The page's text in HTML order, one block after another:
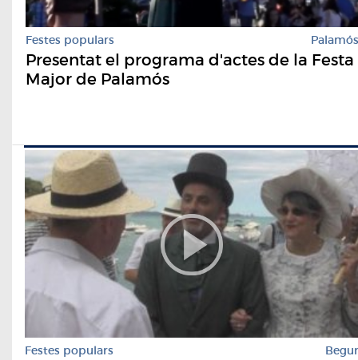
Festes populars Palamós
Presentat el programa d'actes de la Festa
Major de Palamós
Festes populars Begur